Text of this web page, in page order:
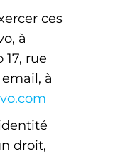
ces
à
17, rue
à
droit,